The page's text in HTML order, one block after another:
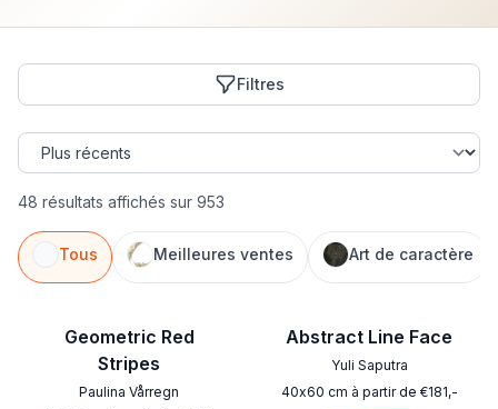
Filtres
48 résultats affichés sur 953
Tous Meilleures ventes Art de caractère
Geometric Red
Stripes
Paulina Vårregn
Abstract Line Face
Yuli Saputra
40x60 cm à partir de €181,-